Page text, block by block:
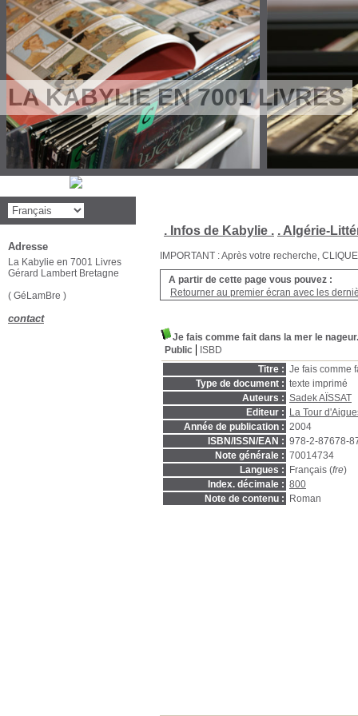
LA KABYLIE EN 7001 LIVRES
. Infos de Kabylie . . Algérie-
IMPORTANT : Après votre recherche,
A partir de cette page vous pouvez :
Retourner au premier écran avec les
Je fais comme fait dans la mer le nageur.
Public
ISBD
Titre : Je fais comme
Type de document : texte imprimé
Auteurs : Sadek AÏSSAT
Editeur :
La Tour
Année de publication : 2004
ISBN/ISSN/EAN : 978-2-87678-
Note générale : 70014734
Langues :
Français (fre)
Index. décimale : 800
Note de contenu :
Roman
Adresse
La Kabylie en 7001 Livres
Gérard Lambert Bretagne
( GéLamBre )
contact